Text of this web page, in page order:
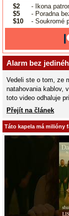
$2
- Ikona
$5
- Poradna
$10
- Soukromé
Alarm bez
Vedeli ste o tom, ze
natahovania kablov,
toto video odhaluje
Přejít na článek
Táto kapela má milióny